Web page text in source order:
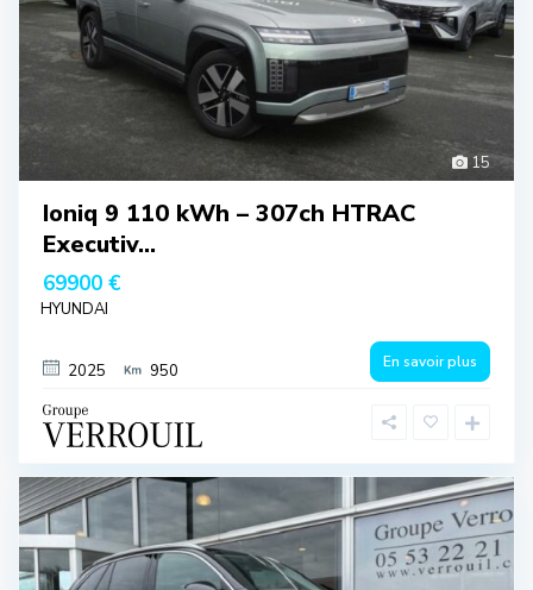
15
Ioniq 9 110 kWh – 307ch HTRAC
Executiv...
69900 €
HYUNDAI
2025 950 En savoir plus